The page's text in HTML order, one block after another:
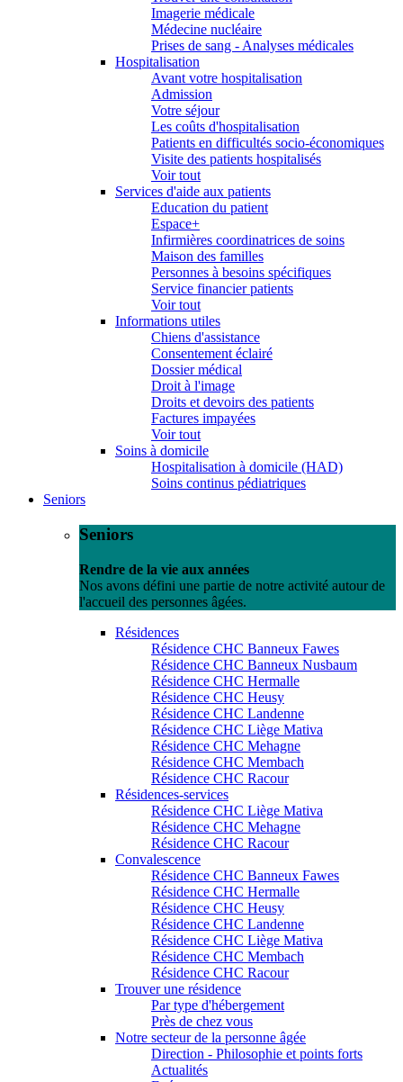
Imagerie médicale
Médecine nucléaire
Prises de sang - Analyses médicales
Hospitalisation
Avant votre hospitalisation
Admission
Votre séjour
Les coûts d'hospitalisation
Patients en difficultés socio-économiques
Visite des patients hospitalisés
Voir tout
Services d'aide aux patients
Education du patient
Espace+
Infirmières coordinatrices de soins
Maison des familles
Personnes à besoins spécifiques
Service financier patients
Voir tout
Informations utiles
Chiens d'assistance
Consentement éclairé
Dossier médical
Droit à l'image
Droits et devoirs des patients
Factures impayées
Voir tout
Soins à domicile
Hospitalisation à domicile (HAD)
Soins continus pédiatriques
Seniors
Seniors
Rendre de la vie aux années
Nos avons défini une partie de notre activité autour de
l'accueil des personnes âgées.
Résidences
Résidence CHC Banneux Fawes
Résidence CHC Banneux Nusbaum
Résidence CHC Hermalle
Résidence CHC Heusy
Résidence CHC Landenne
Résidence CHC Liège Mativa
Résidence CHC Mehagne
Résidence CHC Membach
Résidence CHC Racour
Résidences-services
Résidence CHC Liège Mativa
Résidence CHC Mehagne
Résidence CHC Racour
Convalescence
Résidence CHC Banneux Fawes
Résidence CHC Hermalle
Résidence CHC Heusy
Résidence CHC Landenne
Résidence CHC Liège Mativa
Résidence CHC Membach
Résidence CHC Racour
Trouver une résidence
Par type d'hébergement
Près de chez vous
Notre secteur de la personne âgée
Direction - Philosophie et points forts
Actualités